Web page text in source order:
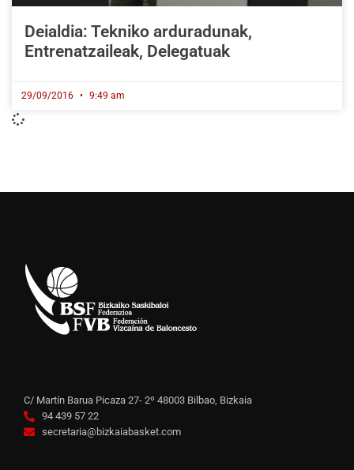
Deialdia: Tekniko arduradunak,
Entrenatzaileak, Delegatuak
29/09/2016 9:49 am
C/ Martín Barua Picaza 27- 2º 48003 Bilbao, Bizkaia
94 439 57 22
secretaria@bizkaiabasket.com